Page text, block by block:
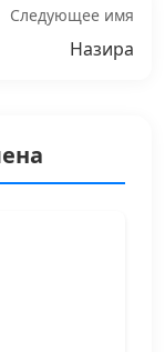
Следующее имя
Назира